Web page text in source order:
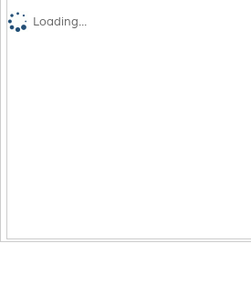
Loading...